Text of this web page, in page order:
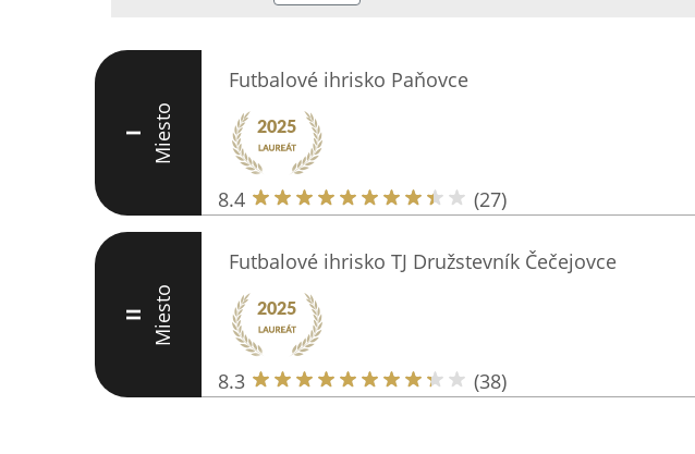
I Miesto
Futbalové ihrisko Paňovce
8.4 (27)
II Miesto
Futbalové ihrisko TJ Družstevník Čečejovce
8.3 (38)